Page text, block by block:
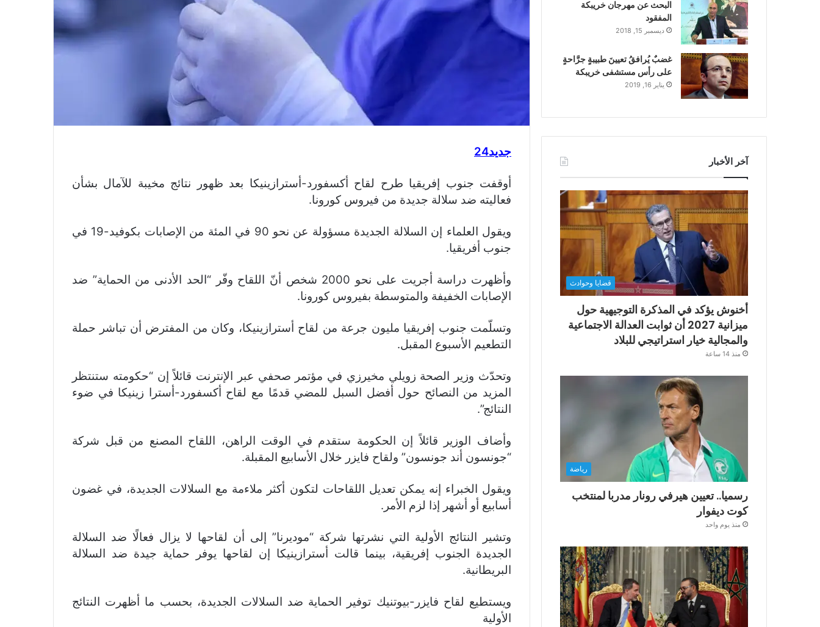
جديد24
أوقفت جنوب إفريقيا طرح لقاح أكسفورد-أسترازينيكا بعد ظهور نتائج مخيبة للآمال بشأن
فعاليته ضد سلالة جديدة من فيروس كورونا.
ويقول العلماء إن السلالة الجديدة مسؤولة عن نحو 90 في المئة من الإصابات بكوفيد-19 في
جنوب أفريقيا.
وأظهرت دراسة أجريت على نحو 2000 شخص أنّ اللقاح وفّر “الحد الأدنى من الحماية” ضد
الإصابات الخفيفة والمتوسطة بفيروس كورونا.
وتسلّمت جنوب إفريقيا مليون جرعة من لقاح أسترازينيكا، وكان من المفترض أن تباشر حملة
التطعيم الأسبوع المقبل.
وتحدّث وزير الصحة زويلي مخيرزي في مؤتمر صحفي عبر الإنترنت قائلاً إن “حكومته ستنتظر
المزيد من النصائح حول أفضل السبل للمضي قدمًا مع لقاح أكسفورد-أسترا زينيكا في ضوء
النتائج”.
وأضاف الوزير قائلاً إن الحكومة ستقدم في الوقت الراهن، اللقاح المصنع من قبل شركة
“جونسون أند جونسون” ولقاح فايزر خلال الأسابيع المقبلة.
ويقول الخبراء إنه يمكن تعديل اللقاحات لتكون أكثر ملاءمة مع السلالات الجديدة، في غضون
أسابيع أو أشهر إذا لزم الأمر.
وتشير النتائج الأولية التي نشرتها شركة “موديرنا” إلى أن لقاحها لا يزال فعالًا ضد السلالة
الجديدة الجنوب إفريقية، بينما قالت أسترازينيكا إن لقاحها يوفر حماية جيدة ضد السلالة
البريطانية.
ويستطيع لقاح فايزر-بيوتنيك توفير الحماية ضد السلالات الجديدة، بحسب ما أظهرت النتائج
الأولية
البحث عن مهرجان خريبكة
المفقود
ديسمبر 15, 2018
غضبٌ يُرافقُ تعيينَ طبيبةٍ جرَّاحةٍ
على رأس مستشفى خريبكة
يناير 16, 2019
آخر الأخبار
قضايا وحوادث
أخنوش يؤكد في المذكرة التوجيهية حول
ميزانية 2027 أن ثوابت العدالة الاجتماعية
والمجالية خيار استراتيجي للبلاد
منذ 14 ساعة
رياضة
رسميا.. تعيين هيرفي رونار مدربا لمنتخب
كوت ديفوار
منذ يوم واحد